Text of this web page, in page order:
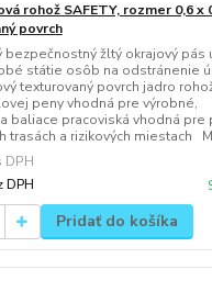
rohož SAFETY, rozmer 0,6 x
povrch
bezpečnostný žltý okrajový pás
státie osôb na odstránenie
texturovaný povrch jadro
peny vhodná pre výrobné,
baliace pracoviská vhodná pre
trasách a rizikových miestach
DPH
Pridať do košíka